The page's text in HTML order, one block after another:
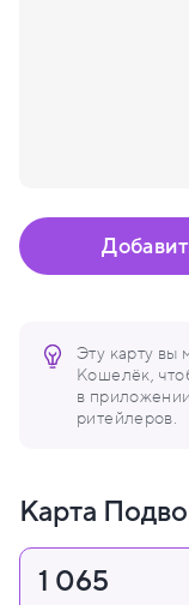
Эту карту вы
Кошелёк,
в
ритейлеров.
Карта
1 065